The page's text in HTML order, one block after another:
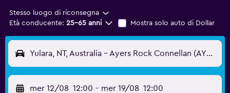
Stesso luogo di riconsegna
Età conducente: 25-65 anni Mostra solo auto di Dollar
Yulara, NT, Australia - Ayers Rock Connellan (AYQ)
mer 12/08 12:00 - mer 19/08 12:00